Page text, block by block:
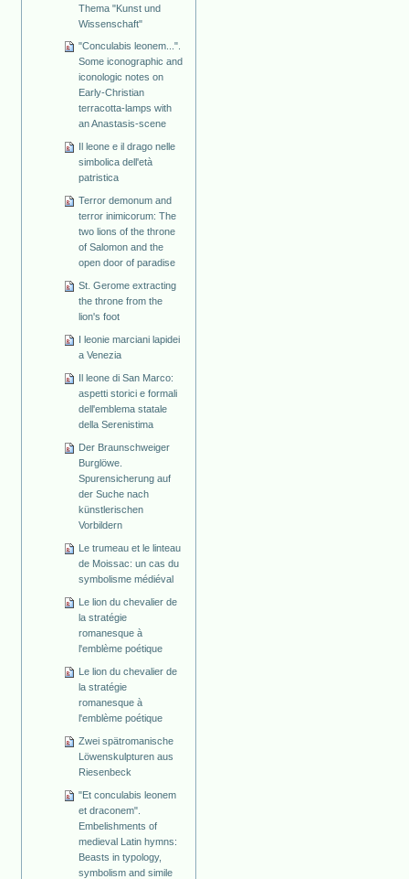
Thema "Kunst und
Wissenschaft"
"Conculabis leonem...".
Some iconographic and
iconologic notes on
Early-Christian
terracotta-lamps with
an Anastasis-scene
Il leone e il drago nelle
simbolica dell'età
patristica
Terror demonum and
terror inimicorum: The
two lions of the throne
of Salomon and the
open door of paradise
St. Gerome extracting
the throne from the
lion's foot
I leonie marciani lapidei
a Venezia
Il leone di San Marco:
aspetti storici e formali
dell'emblema statale
della Serenistima
Der Braunschweiger
Burglöwe.
Spurensicherung auf
der Suche nach
künstlerischen
Vorbildern
Le trumeau et le linteau
de Moissac: un cas du
symbolisme médiéval
Le lion du chevalier de
la stratégie
romanesque à
l'emblème poétique
Le lion du chevalier de
la stratégie
romanesque à
l'emblème poétique
Zwei spätromanische
Löwenskulpturen aus
Riesenbeck
"Et conculabis leonem
et draconem".
Embelishments of
medieval Latin hymns:
Beasts in typology,
symbolism and simile